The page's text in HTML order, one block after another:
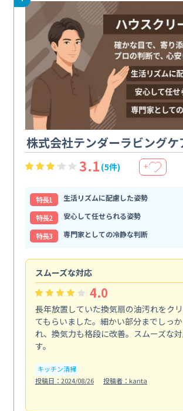
株式会社テンダーラビングケ
3.1 (5件) ＋
特⻑1
生活リズムに配慮した姿勢
特⻑2
安心して任せられる姿勢
特⻑3
専門家としての冷静な判断
スムーズな対応
4.0
長年放置していた換気扇の油汚れをク
てもらいました。細かい部分までしっ
れ、換気力も格段に改善。スムーズな
す。
キッチン清掃
投稿日：2024/08/26
投稿者：kanta